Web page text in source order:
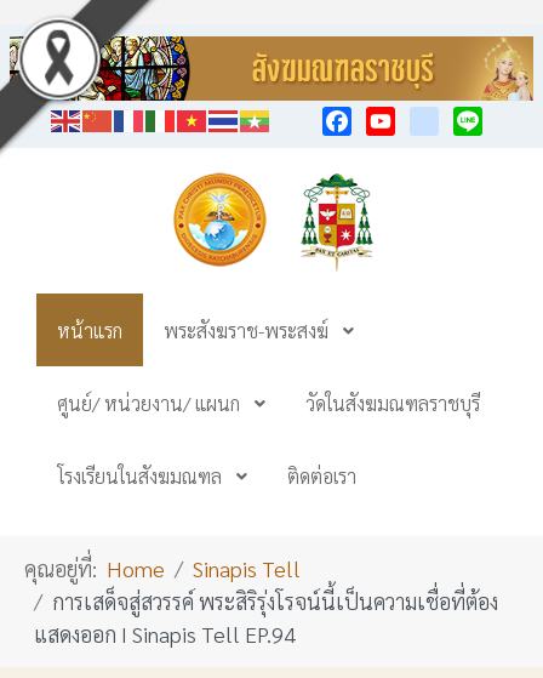
หน้าแรก พระสังฆราช-พระสงฆ์
ศูนย์/ หน่วยงาน/ แผนก วัดในสังฆมณฑลราชบุรี
โรงเรียนในสังฆมณฑล ติดต่อเรา
คุณอยู่ที่: Home
Sinapis Tell
การเสด็จสู่สวรรค์ พระสิริรุ่งโรจน์นี้เป็นความเชื่อที่ต้อง
แสดงออก I Sinapis Tell EP.94